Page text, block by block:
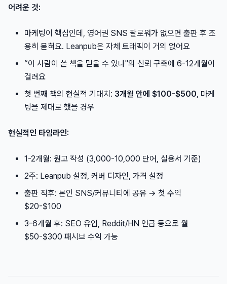
어려운 것:
마케팅이 핵심인데, 영어권 SNS 팔로워가 없으면 출판 후 조
용히 묻혀요. Leanpub은 자체 트래픽이 거의 없어요
“이 사람이 쓴 책을 믿을 수 있나"의 신뢰 구축에 6-12개월이
걸려요
첫 번째 책의 현실적 기대치: 3개월 안에 $100-$500, 마케
팅을 제대로 했을 경우
현실적인 타임라인:
1-2개월: 원고 작성 (3,000-10,000 단어, 실용서 기준)
2주: Leanpub 설정, 커버 디자인, 가격 설정
출판 직후: 본인 SNS/커뮤니티에 공유 → 첫 수익
$20-$100
3-6개월 후: SEO 유입, Reddit/HN 언급 등으로 월
$50-$300 패시브 수익 가능